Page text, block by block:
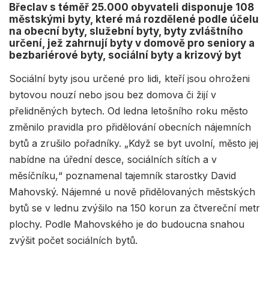
Břeclav s téměř 25.000 obyvateli disponuje 108
městskými byty, které má rozdělené podle účelu
na obecní byty, služební byty, byty zvláštního
určení, jež zahrnují byty v domově pro seniory a
bezbariérové byty, sociální byty a krizový byt
Sociální byty jsou určené pro lidi, kteří jsou ohroženi
bytovou nouzí nebo jsou bez domova či žijí v
přelidněných bytech. Od ledna letošního roku město
změnilo pravidla pro přidělování obecních nájemních
bytů a zrušilo pořadníky. „Když se byt uvolní, město jej
nabídne na úřední desce, sociálních sítích a v
měsíčníku,“ poznamenal tajemník starostky David
Mahovský. Nájemné u nově přidělovaných městských
bytů se v lednu zvýšilo na 150 korun za čtvereční metr
plochy. Podle Mahovského je do budoucna snahou
zvýšit počet sociálních bytů.